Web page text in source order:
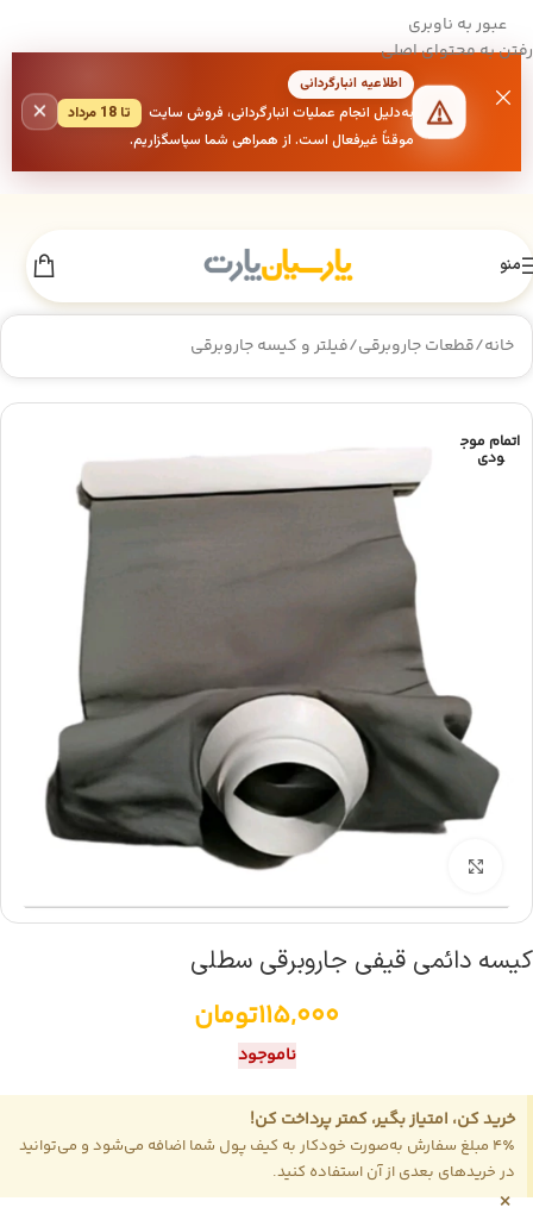
عبور به ناوبری
رفتن به محتوای اصلی
اطلاعیه انبارگردانی
به‌دلیل انجام عملیات انبارگردانی، فروش سایت
تا 18 مرداد
موقتاً غیرفعال است. از همراهی شما سپاسگزاریم.
×
منو
خانه/قطعات جاروبرقی/فیلتر و کیسه جاروبرقی
اتمام موج
ودی
کیسه دائمی قیفی جاروبرقی سطلی
115,000تومان
ناموجود
خرید کن، امتیاز بگیر، کمتر پرداخت کن!
4٪ مبلغ سفارش به‌صورت خودکار به کیف پول شما اضافه می‌شود و می‌توانید
در خریدهای بعدی از آن استفاده کنید.
×